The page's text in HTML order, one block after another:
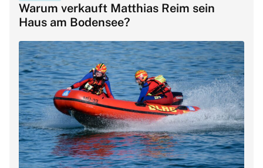
Warum verkauft Matthias Reim sein
Haus am Bodensee?